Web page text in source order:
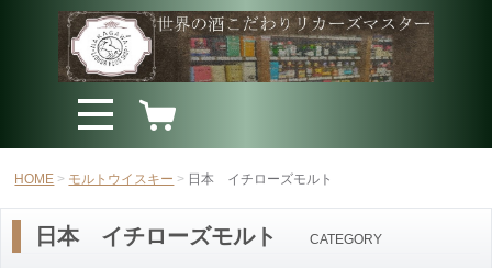
HOME モルトウイスキー 日本 イチローズモルト
日本 イチローズモルト CATEGORY